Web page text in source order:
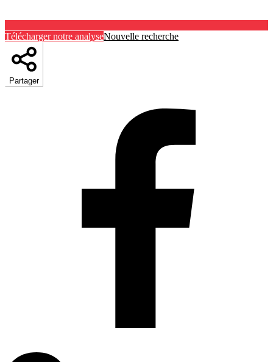
Télécharger notre analyseNouvelle recherche
Partager